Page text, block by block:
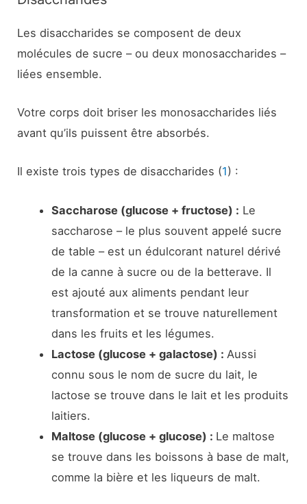
Les disaccharides se composent de deux
molécules de sucre – ou deux monosaccharides –
liées ensemble.
Votre corps doit briser les monosaccharides liés
avant qu’ils puissent être absorbés.
Il existe trois types de disaccharides (1) :
Saccharose (glucose + fructose) : Le
saccharose – le plus souvent appelé sucre
de table – est un édulcorant naturel dérivé
de la canne à sucre ou de la betterave. Il
est ajouté aux aliments pendant leur
transformation et se trouve naturellement
dans les fruits et les légumes.
Lactose (glucose + galactose) : Aussi
connu sous le nom de sucre du lait, le
lactose se trouve dans le lait et les produits
laitiers.
Maltose (glucose + glucose) : Le maltose
se trouve dans les boissons à base de malt,
comme la bière et les liqueurs de malt.